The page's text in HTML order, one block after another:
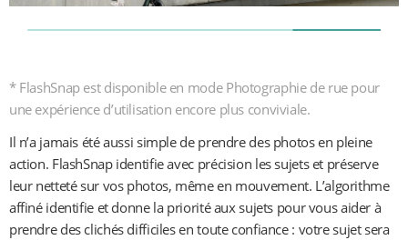
* FlashSnap est disponible en mode Photographie de rue pour
une expérience d’utilisation encore plus conviviale.
Il n’a jamais été aussi simple de prendre des photos en pleine
action. FlashSnap identifie avec précision les sujets et préserve
leur netteté sur vos photos, même en mouvement. L’algorithme
affiné identifie et donne la priorité aux sujets pour vous aider à
prendre des clichés difficiles en toute confiance : votre sujet sera